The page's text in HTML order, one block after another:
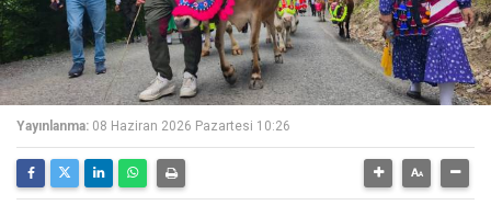
Yayınlanma: 08 Haziran 2026 Pazartesi 10:26